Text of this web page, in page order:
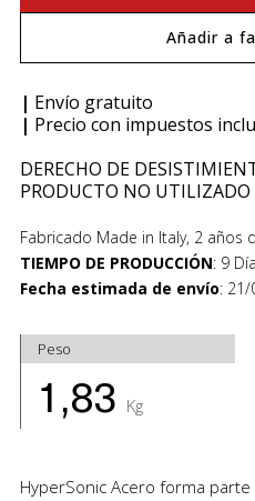
Añadir a
| Envío gratuito
| Precio con impuestos
DERECHO DE
PRODUCTO NO UTILIZADO
Fabricado Made in Italy, 2 años
TIEMPO DE PRODUCCIÓN: 9
Fecha estimada de envío: 21/
Peso
1,83 Kg
HyperSonic Acero forma